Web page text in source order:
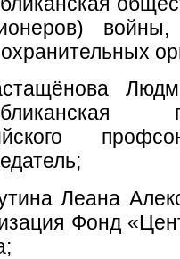
Леана
Фонд